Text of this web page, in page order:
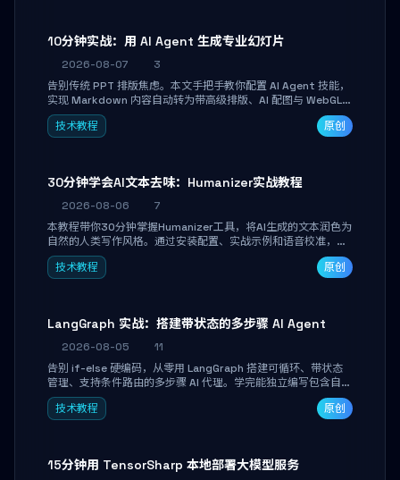
10分钟实战：用 AI Agent 生成专业幻灯片
2026-08-07
3
告别传统 PPT 排版焦虑。本文手把手教你配置 AI Agent 技能，
实现 Markdown 内容自动转为带高级排版、AI 配图与 WebGL
运行时的 HTML 幻灯片。只需专注内容，10 分钟即可产出可投
屏的专业级演示文稿。
技术教程 原创
30分钟学会AI文本去味：Humanizer实战教程
2026-08-06
7
本教程带你30分钟掌握Humanizer工具，将AI生成的文本润色为
自然的人类写作风格。通过安装配置、实战示例和语音校准，让
你的内容告别AI痕迹，匹配个人写作习惯，适合内容创作者和技
术博主。
技术教程 原创
LangGraph 实战：搭建带状态的多步骤 AI Agent
2026-08-05
11
告别 if-else 硬编码，从零用 LangGraph 搭建可循环、带状态
管理、支持条件路由的多步骤 AI 代理。学完能独立编写包含自动
决策、工具调用和持久化状态的复杂工作流，并避开递归溢出、
状态丢失等常见坑点。
技术教程 原创
15分钟用 TensorSharp 本地部署大模型服务